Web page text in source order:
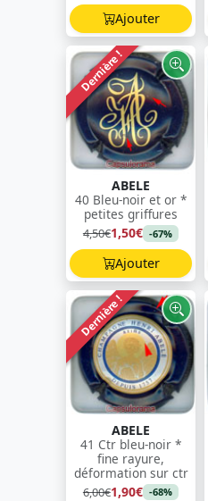
Ajouter
Dernière !
ABELE
40 Bleu-noir et or *
petites griffures
4,50€1,50€ -67%
Ajouter
Dernière !
ABELE
41 Ctr bleu-noir *
fine rayure,
déformation sur ctr
6,00€1,90€ -68%